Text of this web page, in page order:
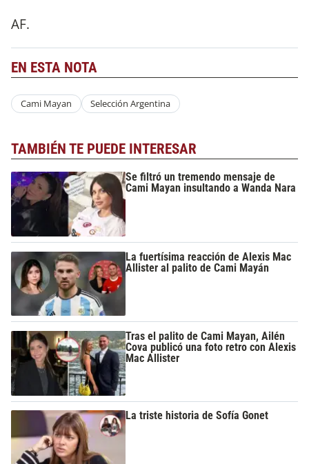
AF.
EN ESTA NOTA
Cami Mayan Selección Argentina
TAMBIÉN TE PUEDE INTERESAR
Se filtró un tremendo mensaje de
Cami Mayan insultando a Wanda Nara
La fuertísima reacción de Alexis Mac
Allister al palito de Cami Mayán
Tras el palito de Cami Mayan, Ailén
Cova publicó una foto retro con Alexis
Mac Allister
La triste historia de Sofía Gonet